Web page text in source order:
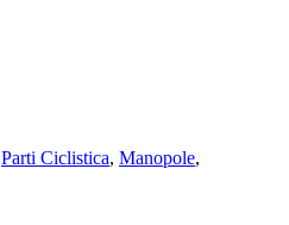
Parti Ciclistica, Manopole,